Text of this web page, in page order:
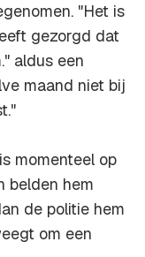
"Het is
gezorgd dat
aldus een
maand niet bij
momenteel op
belden hem
de politie hem
om een